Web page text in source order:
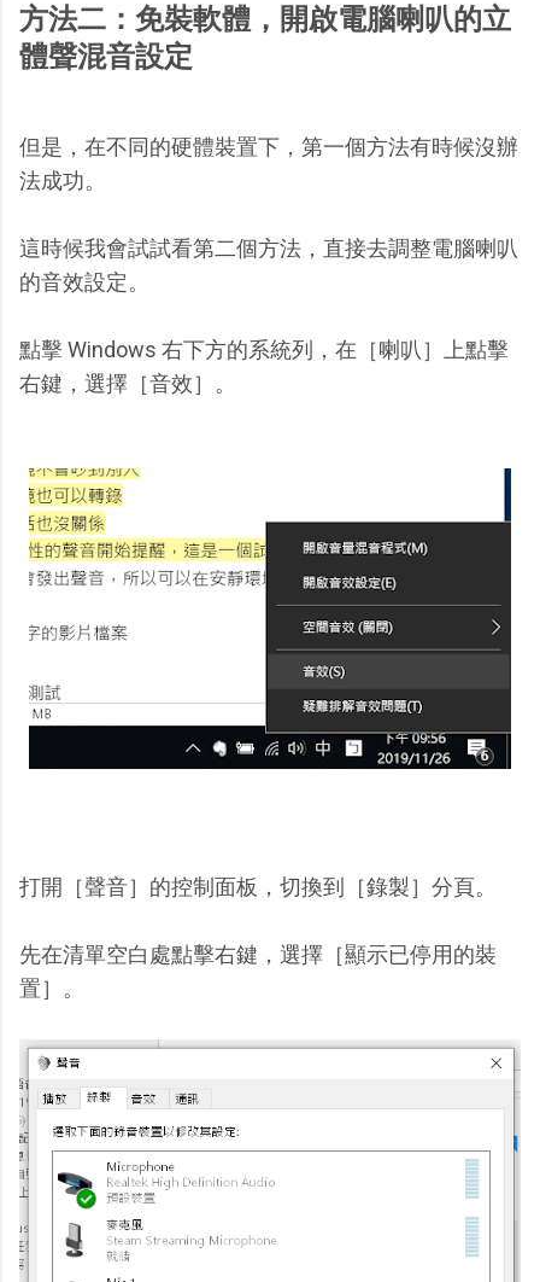
方法二：免裝軟體，開啟電腦喇叭的立
體聲混音設定
但是，在不同的硬體裝置下，第一個方法有時候沒辦
法成功。
這時候我會試試看第二個方法，直接去調整電腦喇叭
的音效設定。
點擊 Windows 右下方的系統列，在［喇叭］上點擊
右鍵，選擇［音效］。
打開［聲音］的控制面板，切換到［錄製］分頁。
先在清單空白處點擊右鍵，選擇［顯示已停用的裝
置］。